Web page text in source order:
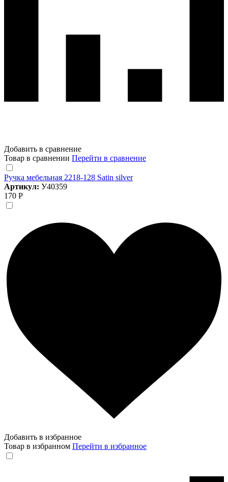
Добавить в сравнение
Товар в сравнении Перейти в сравнение
Ручка мебельная 2218-128 Satin silver
Артикул: У40359
170 Р
Добавить в избранное
Товар в избранном Перейти в избранное